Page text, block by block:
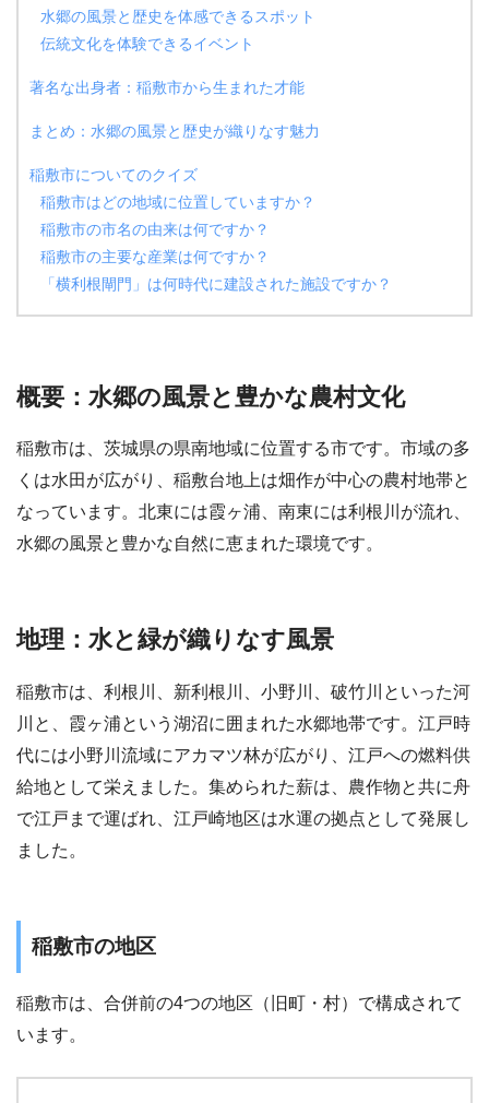
水郷の風景と歴史を体感できるスポット
伝統文化を体験できるイベント
著名な出身者：稲敷市から生まれた才能
まとめ：水郷の風景と歴史が織りなす魅力
稲敷市についてのクイズ
稲敷市はどの地域に位置していますか？
稲敷市の市名の由来は何ですか？
稲敷市の主要な産業は何ですか？
「横利根閘門」は何時代に建設された施設ですか？
概要：水郷の風景と豊かな農村文化
稲敷市は、茨城県の県南地域に位置する市です。市域の多
くは水田が広がり、稲敷台地上は畑作が中心の農村地帯と
なっています。北東には霞ヶ浦、南東には利根川が流れ、
水郷の風景と豊かな自然に恵まれた環境です。
地理：水と緑が織りなす風景
稲敷市は、利根川、新利根川、小野川、破竹川といった河
川と、霞ヶ浦という湖沼に囲まれた水郷地帯です。江戸時
代には小野川流域にアカマツ林が広がり、江戸への燃料供
給地として栄えました。集められた薪は、農作物と共に舟
で江戸まで運ばれ、江戸崎地区は水運の拠点として発展し
ました。
稲敷市の地区
稲敷市は、合併前の4つの地区（旧町・村）で構成されて
います。